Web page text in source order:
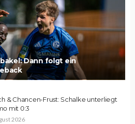
Dann folgt ein
& Chancen-Frust: Schalke unterliegt
mit 0:3
2026